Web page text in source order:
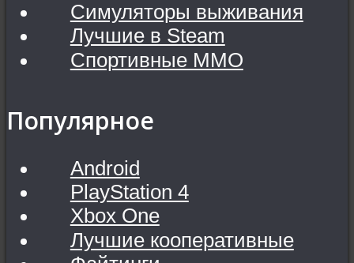
Симуляторы выживания
Лучшие в Steam
Спортивные MMO
Популярное
Android
PlayStation 4
Xbox One
Лучшие кооперативные